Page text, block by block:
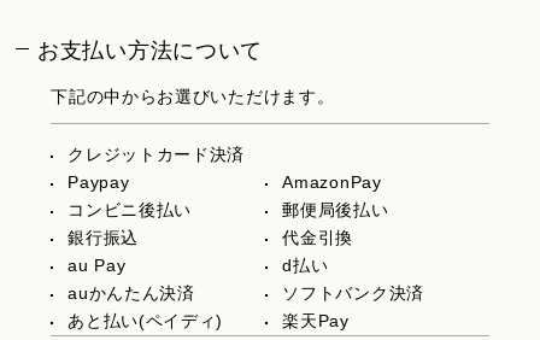
お支払い方法について
下記の中からお選びいただけます。
クレジットカード決済
Paypay
AmazonPay
コンビニ後払い
郵便局後払い
銀行振込
代金引換
au Pay
d払い
auかんたん決済
ソフトバンク決済
あと払い(ペイディ)
楽天Pay